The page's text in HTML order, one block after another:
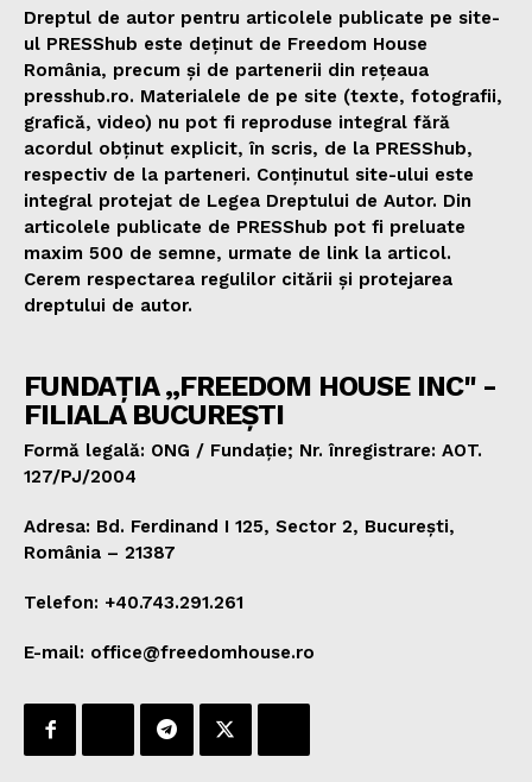
Dreptul de autor pentru articolele publicate pe site-
ul PRESShub este deținut de Freedom House
România, precum și de partenerii din rețeaua
presshub.ro. Materialele de pe site (texte, fotografii,
grafică, video) nu pot fi reproduse integral fără
acordul obținut explicit, în scris, de la PRESShub,
respectiv de la parteneri. Conținutul site-ului este
integral protejat de Legea Dreptului de Autor. Din
articolele publicate de PRESShub pot fi preluate
maxim 500 de semne, urmate de link la articol.
Cerem respectarea regulilor citării și protejarea
dreptului de autor.
FUNDAȚIA „FREEDOM HOUSE INC" -
FILIALA BUCUREȘTI
Formă legală: ONG / Fundație; Nr. înregistrare: AOT.
127/PJ/2004
Adresa: Bd. Ferdinand I 125, Sector 2, București,
România – 21387
Telefon: +40.743.291.261
E-mail: office@freedomhouse.ro